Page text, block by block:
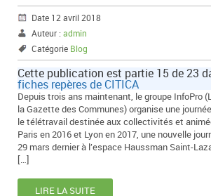
Date 12 avril 2018
Auteur : admin
Catégorie Blog
Cette publication est partie 15 de 23
fiches repères de CITICA
Depuis trois ans maintenant, le groupe InfoPro
la Gazette des Communes) organise une
le télétravail destinée aux collectivités et
Paris en 2016 et Lyon en 2017, une nouvelle
29 mars dernier à l’espace Haussman Saint-
[…]
LIRE LA SUITE